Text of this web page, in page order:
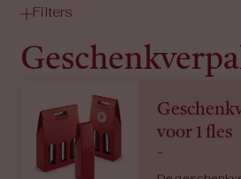
Filters
voor 1 fles
-